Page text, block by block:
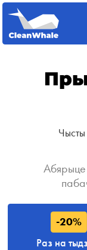
Чысты
Абярыце
-20%
Раз на